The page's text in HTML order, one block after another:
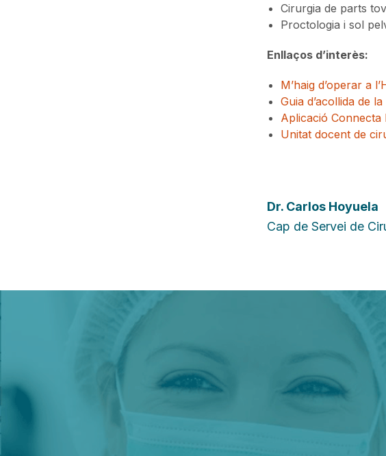
Cirurgia de parts
Proctologia i sol
Enllaços d’interès:
M’haig d’operar a
Guia d’acollida de
Aplicació Connecta
Unitat docent de
Dr. Carlos Hoyuela
Cap de Servei de